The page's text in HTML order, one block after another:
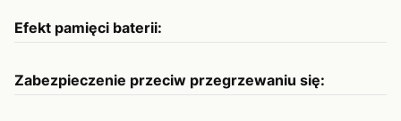
Efekt pamięci baterii:
Zabezpieczenie przeciw przegrzewaniu się: